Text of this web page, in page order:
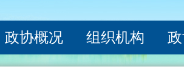
政协概况 组织机构